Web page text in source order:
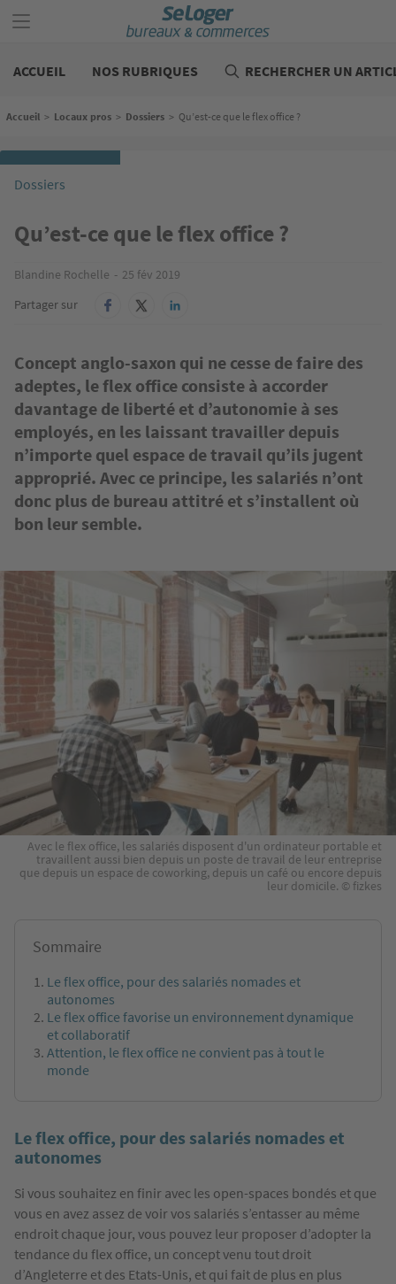
au
commerces
ACCUEIL NOS RUBRIQUES RECHERCHER UN
Fil d'Ariane
Accueil > Locaux pros > Dossiers > Qu’est-ce que le flex office ?
Dossiers
Qu’est-ce que le flex office ?
Blandine Rochelle
25 fév 2019
Partager sur
Concept anglo-saxon qui ne cesse de faire des
adeptes, le flex office consiste à accorder
davantage de liberté et d’autonomie à ses
employés, en les laissant travailler depuis
n’importe quel espace de travail qu’ils jugent
approprié. Avec ce principe, les salariés n’ont
donc plus de bureau attitré et s’installent où
bon leur semble.
Avec le flex office, les salariés disposent d'un ordinateur portable et
travaillent aussi bien depuis un poste de travail de leur entreprise
que depuis un espace de coworking, depuis un café ou encore depuis
leur domicile. © fizkes
Sommaire
Le flex office, pour des salariés nomades et
autonomes
Le flex office favorise un environnement dynamique
et collaboratif
Attention, le flex office ne convient pas à tout le
monde
Le flex office, pour des salariés nomades et
autonomes
Si vous souhaitez en finir avec les open-spaces bondés et que
vous en avez assez de voir vos salariés s’entasser au même
endroit chaque jour, vous pouvez leur proposer d’adopter la
tendance du flex office, un concept venu tout droit
d’Angleterre et des Etats-Unis, et qui fait de plus en plus